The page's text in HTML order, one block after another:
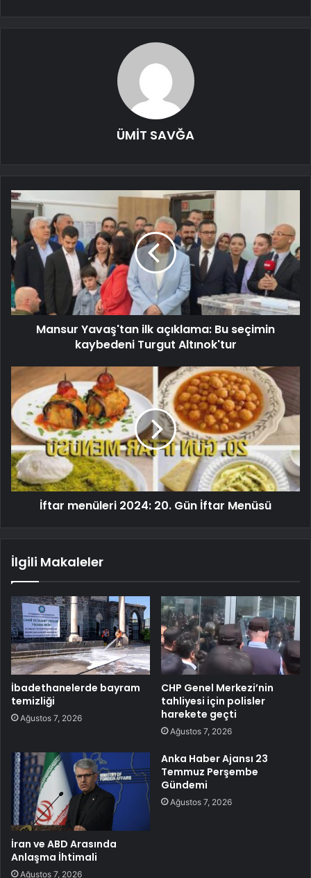
ÜMİT SAVĞA
Mansur Yavaş'tan ilk açıklama: Bu seçimin
kaybedeni Turgut Altınok'tur
İftar menüleri 2024: 20. Gün İftar Menüsü
İlgili Makaleler
İbadethanelerde bayram
temizliği
Ağustos 7, 2026
CHP Genel Merkezi’nin
tahliyesi için polisler
harekete geçti
Ağustos 7, 2026
İran ve ABD Arasında
Anlaşma İhtimali
Ağustos 7, 2026
Anka Haber Ajansı 23
Temmuz Perşembe
Gündemi
Ağustos 7, 2026